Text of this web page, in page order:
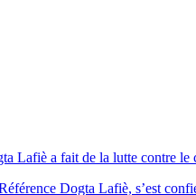
a fait de la lutte contre le
Dogta Lafiè, s’est